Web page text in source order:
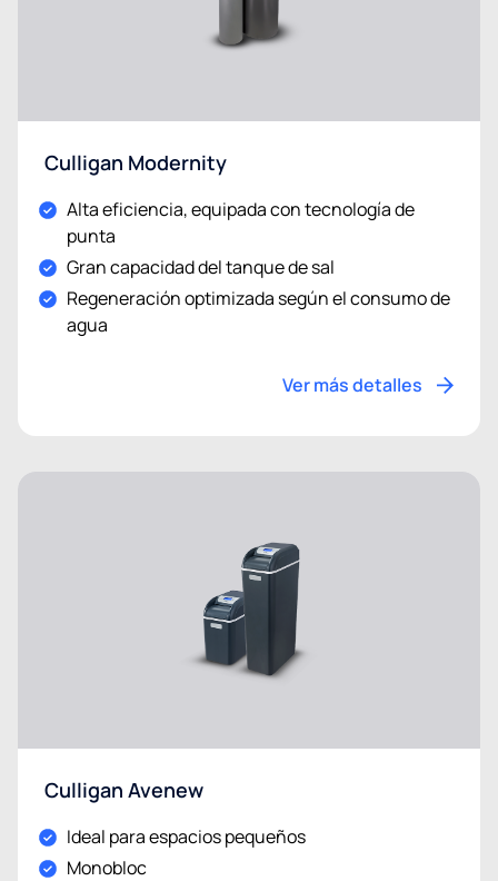
Culligan Modernity
Alta eficiencia, equipada con tecnología de
punta
Gran capacidad del tanque de sal
Regeneración optimizada según el consumo de
agua
Ver más detalles
Culligan Avenew
Ideal para espacios pequeños
Monobloc